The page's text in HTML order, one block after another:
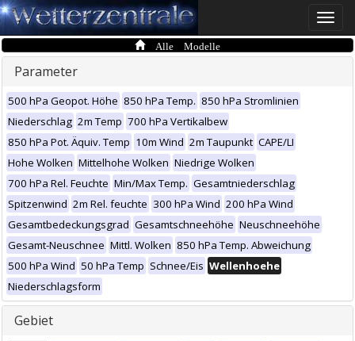
Toggle
Alle Modelle
Parameter
500 hPa Geopot. Höhe 850 hPa Temp. 850 hPa Stromlinien
Niederschlag 2m Temp 700 hPa Vertikalbew
850 hPa Pot. Äquiv. Temp 10m Wind 2m Taupunkt CAPE/LI
Hohe Wolken Mittelhohe Wolken Niedrige Wolken
700 hPa Rel. Feuchte Min/Max Temp. Gesamtniederschlag
Spitzenwind 2m Rel. feuchte 300 hPa Wind 200 hPa Wind
Gesamtbedeckungsgrad Gesamtschneehöhe Neuschneehöhe
Gesamt-Neuschnee Mittl. Wolken 850 hPa Temp. Abweichung
500 hPa Wind 50 hPa Temp Schnee/Eis Wellenhoehe
Niederschlagsform
Gebiet